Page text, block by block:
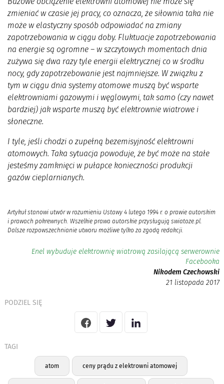
zmieniać w czasie jej pracy, co oznacza, że siłownia taka nie
może w elastyczny sposób odpowiadać na zmiany
zapotrzebowania w ciągu doby. Fluktuacje zapotrzebowania
na energie są ogromne – w szczytowych momentach dnia
zużywa się dwa razy tyle energii elektrycznej co w środku
nocy, gdy zapotrzebowanie jest najmniejsze. W związku z
tym w ciągu dnia systemy atomowe muszą być wsparte
elektrowniami gazowymi i węglowymi, tak samo (czy nawet
bardziej) jak wsparte muszą być elektrownie wiatrowe i
słoneczne.
I tyle, jeśli chodzi o zupełną bezemisyjność elektrowni
atomowych. Taka sytuacja powoduje, że być może na stałe
jesteśmy zamknięci w pułapce konieczności produkcji
gazów cieplarnianych.
Artykuł stanowi utwór w rozumieniu Ustawy 4 lutego 1994 r. o prawie autorskim
i prawach pokrewnych. Wszelkie prawa autorskie przysługują swiatoze.pl.
Dalsze rozpowszechnianie utworu możliwe tylko za zgodą redakcji.
Enel wybuduje elektrownię wiatrową zasilającą serwerownie
Facebooka
Nikodem Czechowski
21 listopada 2017
PODZIEL SIĘ
TAGI
atom ceny prądu z elektrowni atomowej